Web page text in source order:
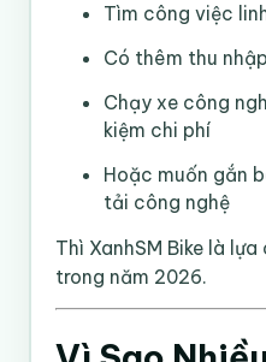
Tìm công việc
Có thêm thu
Chạy xe công
kiệm chi phí
Hoặc muốn gắn
tải công nghệ
Thì XanhSM Bike là
trong năm 2026.